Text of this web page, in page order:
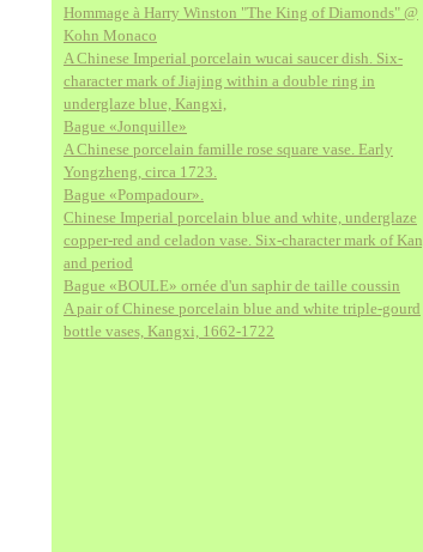
Hommage à Harry Winston "The King of Diamonds" @
Kohn Monaco
A Chinese Imperial porcelain wucai saucer dish. Six-
character mark of Jiajing within a double ring in
underglaze blue, Kangxi,
Bague «Jonquille»
A Chinese porcelain famille rose square vase. Early
Yongzheng, circa 1723.
Bague «Pompadour».
Chinese Imperial porcelain blue and white, underglaze
copper-red and celadon vase. Six-character mark of
and period
Bague «BOULE» ornée d'un saphir de taille coussin
A pair of Chinese porcelain blue and white triple-gourd
bottle vases, Kangxi, 1662-1722